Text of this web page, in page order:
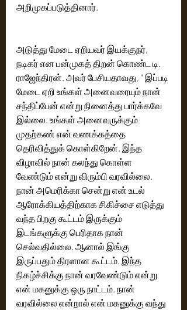
அறிமுகப்படுத்தினார்.
அடுத்து மேடை ஏறியவர் இயக்குநர்,
நடிகர் என பன்முகத் திறன் கொண்ட டி.
ராஜேந்திரன். அவர் பேசியதாவது, " இப்படி
மேடை ஏறி உங்கள் அனைவரையும் நான்
சந்திப்பேன் என்று நினைத்து பார்க்கவே
இல்லை. உங்கள் அனைவருக்கும்
முதற்கண் என் வணக்கத்தை
தெரிவித்துக் கொள்கிறேன். இந்த
விழாவில் நான் கலந்து கொள்ள
வேண்டும் என்று விரும்பி வரவில்லை.
நான் அமெரிக்கா சென்று என் உடல்
ஆரோக்கியத்திற்காக சிகிச்சை எடுத்து
வந்த பிறகு கூட்டம் இருக்கும்
இடங்களுக்கு பெரிதாக நான்
செல்வதில்லை. ஆனால் இங்கு
இருப்பதும் திரளான கூட்டம். இந்த
நிகழ்ச்சிக்கு நான் வரவேண்டும் என்று
என் மகனுக்கு ஒரு நாட்டம். நான்
வரவில்லை என்றால் என் மகனுக்கு வந்து